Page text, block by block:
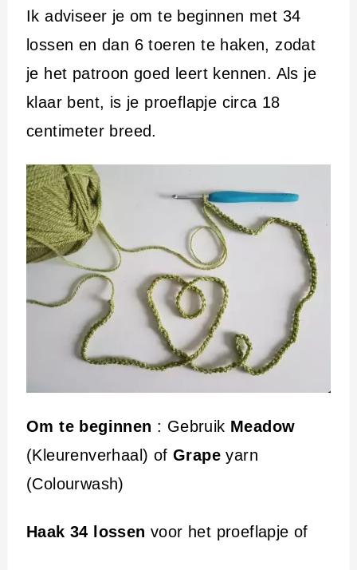
Ik adviseer je om te beginnen met 34
lossen en dan 6 toeren te haken, zodat
je het patroon goed leert kennen. Als je
klaar bent, is je proeflapje circa 18
centimeter breed.
Om te beginnen : Gebruik Meadow
(Kleurenverhaal) of Grapeyarn
(Colourwash)
Haak 34 lossen voor het proeflapje of